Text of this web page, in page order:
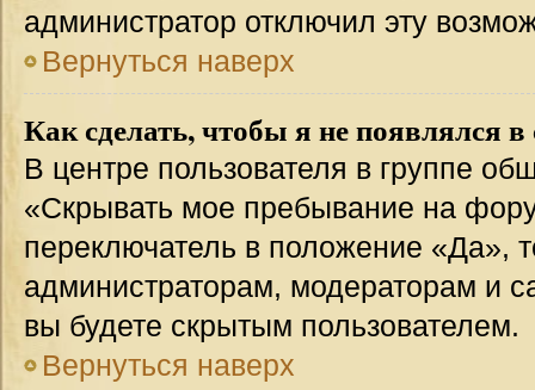
администратор отключил эту
Вернуться наверх
Как сделать, чтобы я не появлялся
В центре пользователя в группе
«Скрывать мое пребывание на
переключатель в положение «Да»,
администраторам, модераторам и
вы будете скрытым пользователем.
Вернуться наверх